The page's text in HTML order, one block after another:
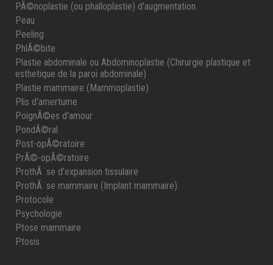
PÃ©noplastie (ou phalloplastie) d'augmentation
Peau
Peeling
PhlÃ©bite
Plastie abdominale ou Abdominoplastie (Chirurgie plastique et
esthetique de la paroi abdominale)
Plastie mammaire (Mammoplastie)
Plis d'amertume
PoignÃ©es d'amour
PondÃ©ral
Post-opÃ©ratoire
PrÃ©-opÃ©ratoire
ProthÃ¨se d'expansion tissulaire
ProthÃ¨se mammaire (Implant mammaire)
Protocole
Psychologie
Ptose mammaire
Ptosis